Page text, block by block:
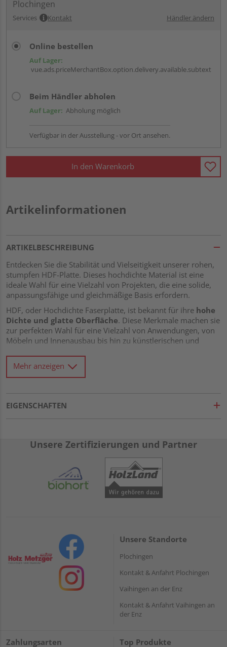
Plochingen
Services Kontakt Händler ändern
Online bestellen
Auf Lager:
vue.ads.priceMerchantBox.option.delivery.available.subtext
Beim Händler abholen
Auf Lager: Abholung möglich
Verfügbar in der Ausstellung - vor Ort ansehen.
In den Warenkorb
Artikelinformationen
ARTIKELBESCHREIBUNG
Entdecken Sie die Stabilität und Vielseitigkeit unserer rohen,
stumpfen HDF-Platte. Dieses hochdichte Material ist eine
ideale Wahl für eine Vielzahl von Projekten, die eine solide,
anpassungsfähige und gleichmäßige Basis erfordern.
HDF, oder Hochdichte Faserplatte, ist bekannt für ihre hohe
Dichte und glatte Oberfläche. Diese Merkmale machen sie
zur perfekten Wahl für eine Vielzahl von Anwendungen, von
Möbeln und Innenausbau bis hin zu künstlerischen und
Ein besonderes Merkmal dieser HDF-Platte ist ihre
Verbindung. Ohne Nut und Feder, bietet sie Ihnen maximale
die genaue Größe und Form zuzuschneiden, die Sie
Die rohe HDF-Platte bietet Ihnen eineunbehandelte
. Sie ist bereit, mit jeder Art von
Oberflächenbehandlung oder Finish bearbeitet zu werden,
das Sie bevorzugen, einschließlich Lackieren oder Furnieren.
Trotz ihrer hohen Dichte bietet die HDF-Platte
hervorragende Stabilität und Haltbarkeit
Erleben Sie die Vielseitigkeit und Qualität einer rohen,
stumpfen HDF-Platte in Ihrem nächsten Projekt. Mit diesem
Material können Sie Ihre kreativen Vorstellungen mit
Zuverlässigkeit und Präzision umsetzen.
Mehr anzeigen
EIGENSCHAFTEN
Unsere Zertifizierungen und Partner
Unsere Standorte
Plochingen
Kontakt & Anfahrt Plochingen
Vaihingen an der Enz
Kontakt & Anfahrt Vaihingen an
der Enz
Zahlungsarten Top Produkte